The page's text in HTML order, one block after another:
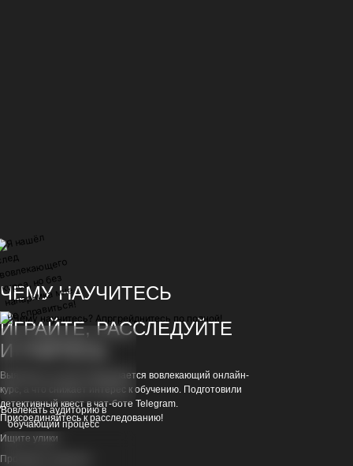
ИГРАЙТЕ, РАССЛЕДУЙТЕ
И УЧИТЕСЬ
Выясните, из чего складывается вовлекающий онлайн-
курс, а что снижает интерес к обучению. Подготовили
детективный квест в чат-боте Telegram.
Присоединяйтесь к расследованию!
Ищите улики
Проводите допросы
ЧЕМУ НАУЧИТЕСЬ
Вовлекать аудиторию в
обучающий процесс